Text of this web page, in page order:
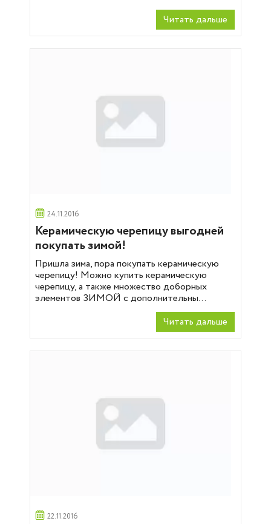
Читать дальше
24.11.2016
Керамическую черепицу выгодней
покупать зимой!
Пришла зима, пора покупать керамическую
черепицу! Можно купить керамическую
черепицу, а также множество доборных
элементов ЗИМОЙ с дополнительны...
Читать дальше
22.11.2016